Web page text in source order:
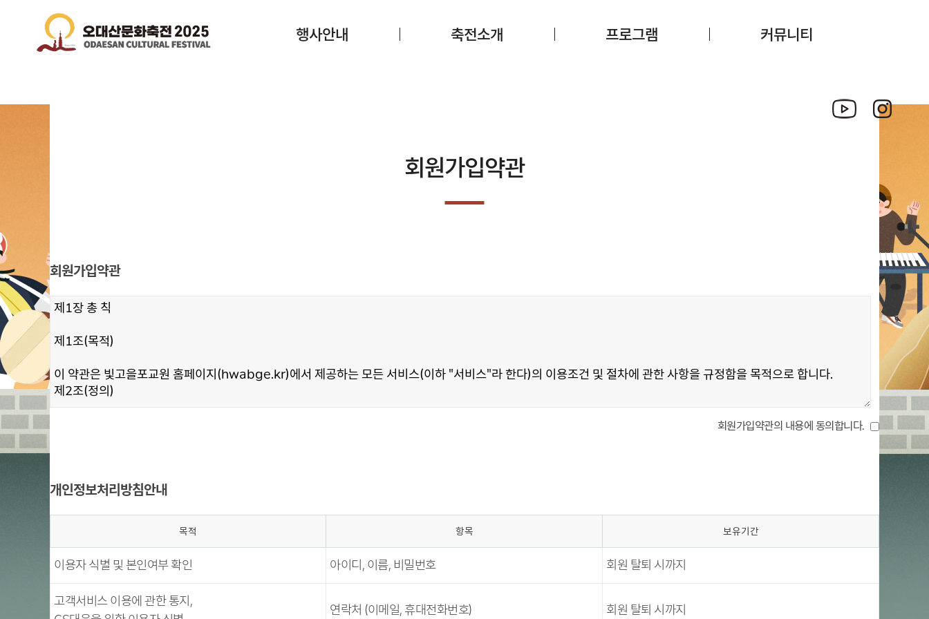
행사안내 축전소개 프로그램 커뮤니티
회원가입약관
회원가입약관
회원가입약관의 내용에 동의합니다.
개인정보처리방침안내
목적 항목 보유기간
이용자 식별 및 본인여부 확인 아이디, 이름, 비밀번호 회원 탈퇴 시까지
고객서비스 이용에 관한 통지,
연락처 (이메일, 휴대전화번호) 회원 탈퇴 시까지